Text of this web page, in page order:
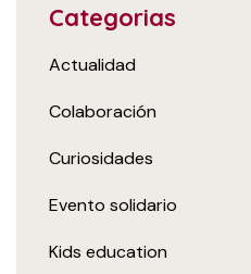
Categorias
Actualidad
Colaboración
Curiosidades
Evento solidario
Kids education